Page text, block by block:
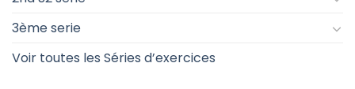
3ème serie
Voir toutes les Séries d’exercices